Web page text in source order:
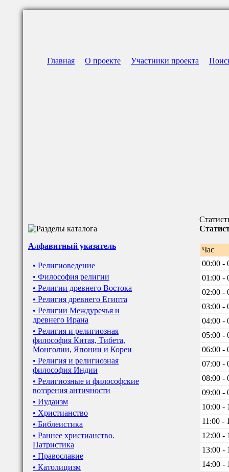
Главная О проекте Участники проекта
Алфавитный указатель
• Религиоведение
• Философия религии
• Религии древнего Востока
• Религия древнего Египта
• Религии Междуречья и
древнего Ирана
• Религия и религиозная
философия Китая, Тибета,
Монголии, Японии и Кореи
• Религия и религиозная
философия Индии
• Религиозные и философские
воззрения античности
• Иудаизм
• Христианство
• Библеистика
• Раннее христианство.
Патристика
• Православие
• Католицизм
Час
00:00 -
01:00 -
02:00 -
03:00 -
04:00 -
05:00 -
06:00 -
07:00 -
08:00 -
09:00 -
10:00 -
11:00 -
12:00 -
13:00 -
14:00 -